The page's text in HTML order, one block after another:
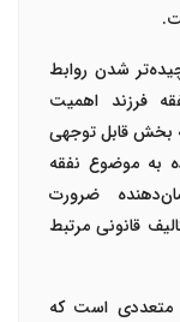
شدن روابط
فرزند اهمیت
بخش قابل توجهی
به موضوع نفقه
ضرورت
قانونی مرتبط
متعددی است که